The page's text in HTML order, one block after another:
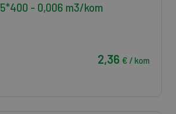
- 0,006 m3/kom
2,36 € / kom